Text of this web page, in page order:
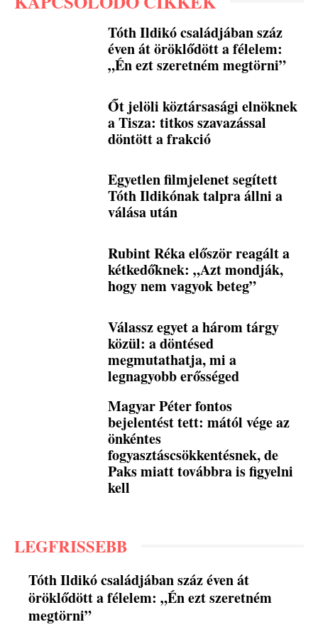
Tóth Ildikó családjában száz
éven át öröklődött a félelem:
„Én ezt szeretném megtörni”
Őt jelöli köztársasági elnöknek
a Tisza: titkos szavazással
döntött a frakció
Egyetlen filmjelenet segített
Tóth Ildikónak talpra állni a
válása után
Rubint Réka először reagált a
kétkedőknek: „Azt mondják,
hogy nem vagyok beteg”
Válassz egyet a három tárgy
közül: a döntésed
megmutathatja, mi a
legnagyobb erősséged
Magyar Péter fontos
bejelentést tett: mától vége az
önkéntes
fogyasztáscsökkentésnek, de
Paks miatt továbbra is figyelni
kell
LEGFRISSEBB
Tóth Ildikó családjában száz éven át
öröklődött a félelem: „Én ezt szeretném
megtörni”